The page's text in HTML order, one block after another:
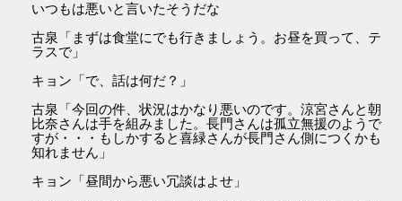
いつもは悪いと言いたそうだな
古泉「まずは食堂にでも行きましょう。お昼を買って、テ
ラスで」
キョン「で、話は何だ？」
古泉「今回の件、状況はかなり悪いのです。涼宮さんと朝
比奈さんは手を組みました。長門さんは孤立無援のようで
すが・・・もしかすると喜緑さんが長門さん側につくかも
知れません」
キョン「昼間から悪い冗談はよせ」